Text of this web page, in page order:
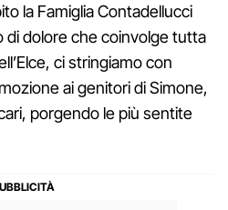
la Famiglia Contadellucci
di dolore che coinvolge tutta
ci stringiamo con
ai genitori di Simone,
porgendo le più sentite